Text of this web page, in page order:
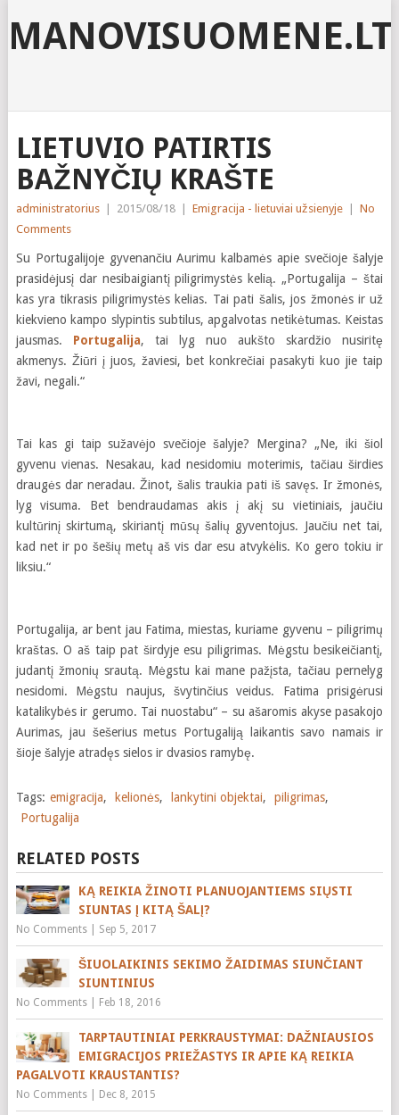
MANOVISUOMENE.LT
LIETUVIO PATIRTIS
BAŽNYČIŲ KRAŠTE
administratorius 2015/08/18 Emigracija - lietuviai užsienyje
No
Comments
Su Portugalijoje gyvenančiu Aurimu kalbamės apie svečioje šalyje
prasidėjusį dar nesibaigiantį piligrimystės kelią. „Portugalija – štai
kas yra tikrasis piligrimystės kelias. Tai pati šalis, jos žmonės ir už
kiekvieno kampo slypintis subtilus, apgalvotas netikėtumas. Keistas
jausmas. Portugalija, tai lyg nuo aukšto skardžio nusiritę
akmenys. Žiūri į juos, žaviesi, bet konkrečiai pasakyti kuo jie taip
žavi, negali.“
Tai kas gi taip sužavėjo svečioje šalyje? Mergina? „Ne, iki šiol
gyvenu vienas. Nesakau, kad nesidomiu moterimis, tačiau širdies
draugės dar neradau. Žinot, šalis traukia pati iš savęs. Ir žmonės,
lyg visuma. Bet bendraudamas akis į akį su vietiniais, jaučiu
kultūrinį skirtumą, skiriantį mūsų šalių gyventojus. Jaučiu net tai,
kad net ir po šešių metų aš vis dar esu atvykėlis. Ko gero tokiu ir
liksiu.“
Portugalija, ar bent jau Fatima, miestas, kuriame gyvenu – piligrimų
kraštas. O aš taip pat širdyje esu piligrimas. Mėgstu besikeičiantį,
judantį žmonių srautą. Mėgstu kai mane pažįsta, tačiau pernelyg
nesidomi. Mėgstu naujus, švytinčius veidus. Fatima prisigėrusi
katalikybės ir gerumo. Tai nuostabu“ – su ašaromis akyse pasakojo
Aurimas, jau šešerius metus Portugaliją laikantis savo namais ir
šioje šalyje atradęs sielos ir dvasios ramybę.
Tags: emigracija, kelionės, lankytini objektai, piligrimas,
Portugalija
RELATED POSTS
KĄ REIKIA ŽINOTI PLANUOJANTIEMS SIŲSTI
SIUNTAS Į KITĄ ŠALĮ?
No Comments| Sep 5, 2017
ŠIUOLAIKINIS SEKIMO ŽAIDIMAS SIUNČIANT
SIUNTINIUS
No Comments| Feb 18, 2016
TARPTAUTINIAI PERKRAUSTYMAI: DAŽNIAUSIOS
EMIGRACIJOS PRIEŽASTYS IR APIE KĄ REIKIA
PAGALVOTI KRAUSTANTIS?
No Comments| Dec 8, 2015